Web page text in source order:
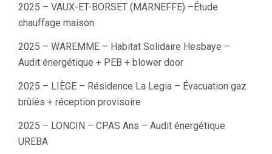
2025 – VAUX-ET-BORSET (MARNEFFE) –Étude
chauffage maison
2025 – WAREMME – Habitat Solidaire Hesbaye –
Audit énergétique + PEB + blower door
2025 – LIÈGE – Résidence La Legia – Évacuation gaz
brûlés + réception provisoire
2025 – LONCIN – CPAS Ans – Audit énergétique
UREBA